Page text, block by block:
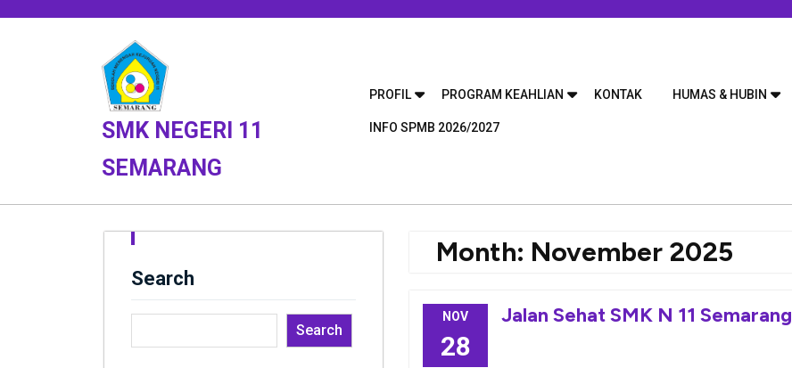
SMK NEGERI 11
SEMARANG
PROFIL PROGRAM KEAHLIAN KONTAK HUMAS & HUBIN
INFO SPMB 2026/2027
Month: November 2025
NOV
28
Jalan Sehat SMK N 11 Semarang
Search
Search